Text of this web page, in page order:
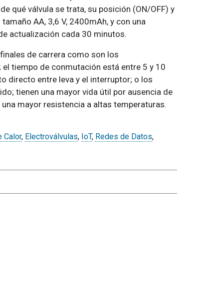
qué válvula se trata, su posición (ON/OFF) y
AA, 3,6 V, 2400mAh, y con una
actualización cada 30 minutos.
de carrera como son los
tiempo de conmutación está entre 5 y 10
directo entre leva y el interruptor; o los
tienen una mayor vida útil por ausencia de
mayor resistencia a altas temperaturas.
Calor, Electroválvulas, IoT, Redes de Datos,